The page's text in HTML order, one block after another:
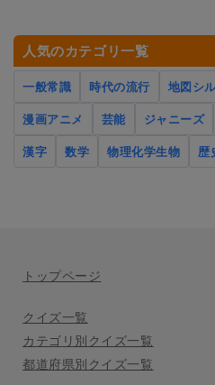
人気のカテゴリ一覧
一般常識 時代の流行 地図シ
漫画アニメ
芸能 ジャニーズ
漢字
数学 物理化学生物 歴
トップページ
クイズ一覧
カテゴリ別クイズ一覧
都道府県別クイズ一覧